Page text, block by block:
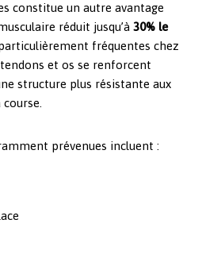
constitue un autre avantage
réduit jusqu’à 30% le
fréquentes chez
et os se renforcent
structure plus résistante aux
prévenues incluent :